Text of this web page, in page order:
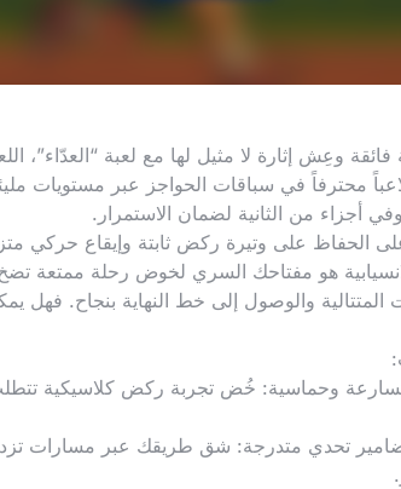
وعِش إثارة لا مثيل لها مع لعبة “العدّاء”،
محترفاً في سباقات الحواجز عبر مستويات
أجزاء من الثانية لضمان الاستمرار.
على الحفاظ على وتيرة ركض ثابتة وإيقاع حركي
هو مفتاحك السري لخوض رحلة ممتعة
المتتالية والوصول إلى خط النهاية بنجاح. فهل
وحماسية: خُض تجربة ركض كلاسيكية تتطلب
تحدي متدرجة: شق طريقك عبر مسارات